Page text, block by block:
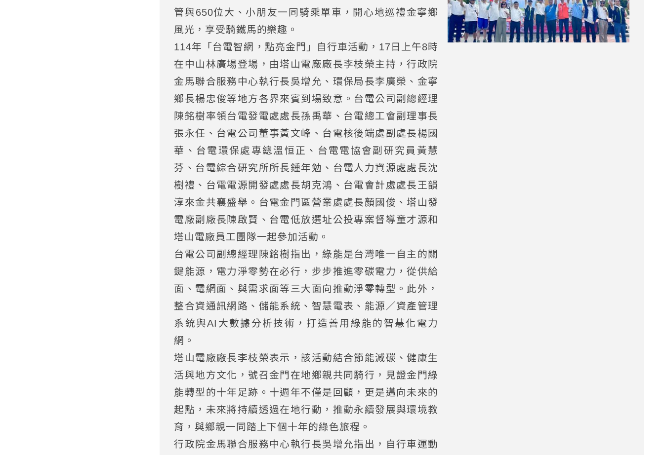
管與650位大、小朋友一同騎乘單車，開心地巡禮金寧鄉
風光，享受騎鐵馬的樂趣。
114年「台電智網，點亮金門」自行車活動，17日上午8時
在中山林廣場登場，由塔山電廠廠長李枝榮主持，行政院
金馬聯合服務中心執行長吳增允、環保局長李廣榮、金寧
鄉長楊忠俊等地方各界來賓到場致意。台電公司副總經理
陳銘樹率領台電發電處處長孫禹華、台電總工會副理事長
張永任、台電公司董事黃文峰、台電核後端處副處長楊國
華、台電環保處專總溫恒正、台電電協會副研究員黃慧
芬、台電綜合研究所所長鍾年勉、台電人力資源處處長沈
樹禮、台電電源開發處處長胡克鴻、台電會計處處長王韻
淳來金共襄盛舉。台電金門區營業處處長顏國俊、塔山發
電廠副廠長陳啟賢、台電低放選址公投專案督導童才源和
塔山電廠員工團隊一起參加活動。
台電公司副總經理陳銘樹指出，綠能是台灣唯一自主的關
鍵能源，電力淨零勢在必行，步步推進零碳電力，從供給
面、電網面、與需求面等三大面向推動淨零轉型。此外，
整合資通訊網路、儲能系統、智慧電表、能源／資產管理
系統與AI大數據分析技術，打造善用綠能的智慧化電力
網。
塔山電廠廠長李枝榮表示，該活動結合節能減碳、健康生
活與地方文化，號召金門在地鄉親共同騎行，見證金門綠
能轉型的十年足跡。十週年不僅是回顧，更是邁向未來的
起點，未來將持續透過在地行動，推動永續發展與環境教
育，與鄉親一同踏上下個十年的綠色旅程。
行政院金馬聯合服務中心執行長吳增允指出，自行車運動